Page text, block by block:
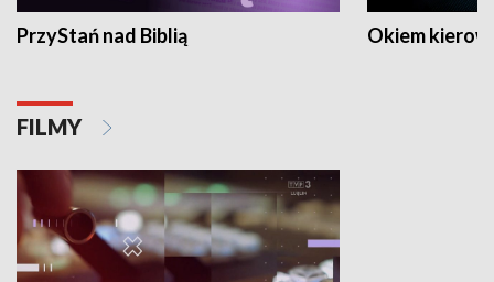
PrzyStań nad Biblią Okiem
FILMY